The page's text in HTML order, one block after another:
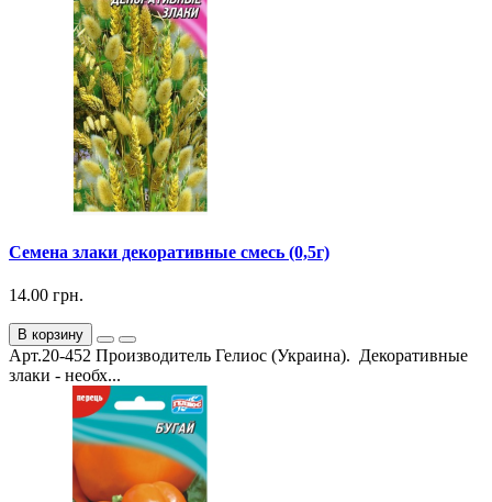
Семена злаки декоративные смесь (0,5г)
14.00 грн.
В корзину
Арт.20-452 Производитель Гелиос (Украина). Декоративные
злаки - необх...